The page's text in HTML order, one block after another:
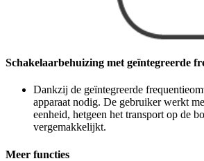
Schakelaarbehuizing met geïntegreerde
Dankzij de geïntegreerde
apparaat nodig. De gebruiker werkt
eenheid, hetgeen het transport op de
vergemakkelijkt.
Meer functies